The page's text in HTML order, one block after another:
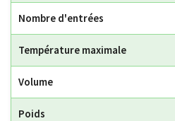
Nombre d'entrées
Température maximale
Volume
Poids